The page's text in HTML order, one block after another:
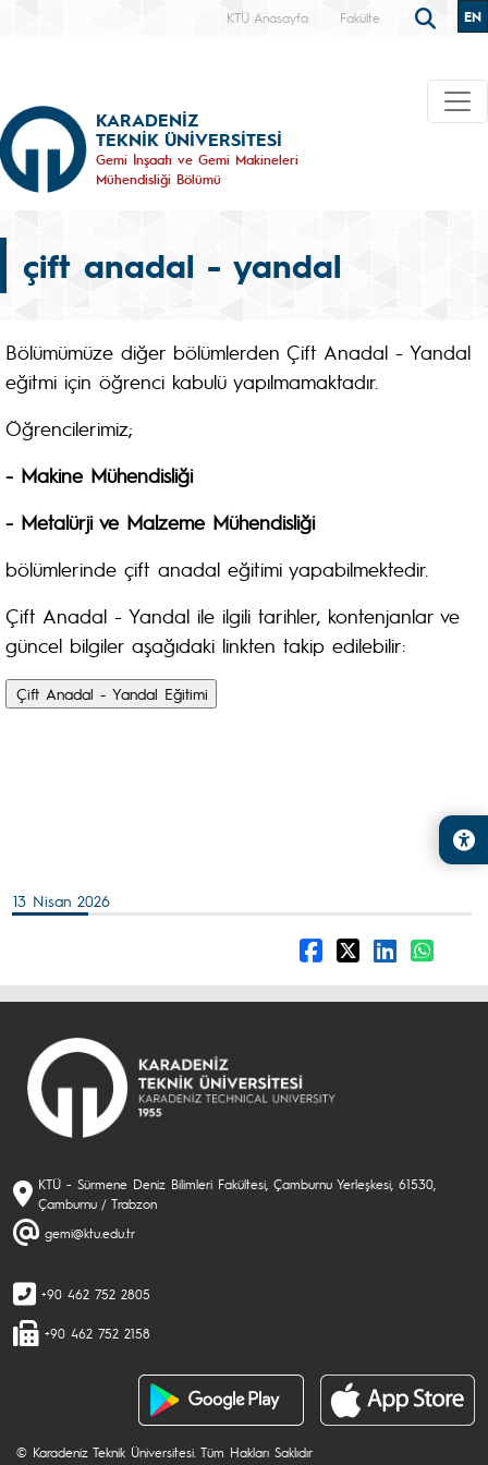
KTÜ Anasayfa Fakülte EN
KARADENİZ
TEKNİK ÜNİVERSİTESİ
Gemi İnşaatı ve Gemi Makineleri
Mühendisliği Bölümü
çift anadal - yandal
Bölümümüze diğer bölümlerden Çift Anadal - Yandal
eğitmi için öğrenci kabulü yapılmamaktadır.
Öğrencilerimiz;
- Makine Mühendisliği
- Metalürji ve Malzeme Mühendisliği
bölümlerinde çift anadal eğitimi yapabilmektedir.
Çift Anadal - Yandal ile ilgili tarihler, kontenjanlar ve
güncel bilgiler aşağıdaki linkten takip edilebilir:
13 Nisan 2026
KTÜ - Sürmene Deniz Bilimleri Fakültesi, Çamburnu Yerleşkesi, 61530,
Çamburnu / Trabzon
gemi@ktu.edu.tr
+90 462 752 2805
+90 462 752 2158
© Karadeniz Teknik Üniversitesi. Tüm Hakları Saklıdır